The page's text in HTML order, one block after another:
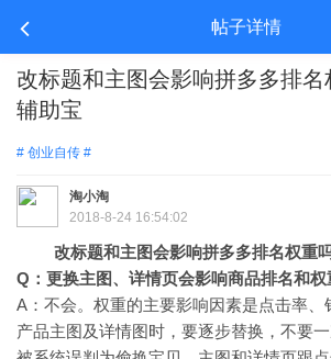
帖子详情
改标题和主图会影响拼多多排
辅助宝
# 创业自传 #
淘小淘
2018-8-24 16:54:02
改标题和主图会影响拼多多排名权重
Q ：更换主图、详情页会影响商品排名和权
A ：不会。权重的主要影响因素是点击率
产品主图及详情图时，要逐步替换，不要